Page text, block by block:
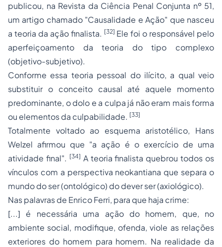
publicou, na Revista da Ciência Penal Conjunta nº 51,
um artigo chamado "Causalidade e Ação" que nasceu
a teoria da ação finalista. [32] Ele foi o responsável pelo
aperfeiçoamento da teoria do tipo complexo
(objetivo-subjetivo).
Conforme essa teoria pessoal do ilícito, a qual veio
substituir o conceito causal até aquele momento
predominante, o dolo e a culpa já não eram mais forma
ou elementos da culpabilidade. [33]
Totalmente voltado ao esquema aristotélico, Hans
Welzel afirmou que "a ação é o exercício de uma
atividade final". [34] A teoria finalista quebrou todos os
vínculos com a perspectiva neokantiana que separa o
mundo do ser (ontológico) do dever ser (axiológico).
Nas palavras de Enrico Ferri, para que haja crime:
[...] é necessária uma ação do homem, que, no
ambiente social, modifique, ofenda, viole as relações
exteriores do homem para homem. Na realidade da